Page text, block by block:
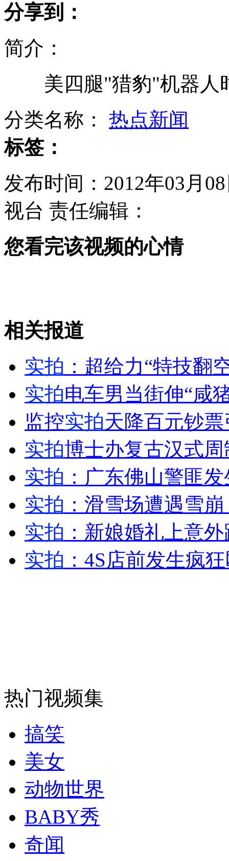
"东北义丐"遭质疑:全国乞讨助人
严禁幼儿园提前教授小学教育内容
盘点娱乐圈的新女劳模
无痛分娩是否安全 医生回应
外交部：反对强权政治霸凌主义
外交部：有关国家言论片面不公正
安徽一实载49人客车翻车
走！跟着总书记去植树
司机酒驾遇交警 急速倒车逃窜
分享到：
简介：
美四腿"猎豹"机器人
分类名称： 热点新闻
标签：
发布时间：2012年03月
视台 责任编辑：
您看完该视频的心情
相关报道
实拍 ：超给力“特技翻
实拍电车男当街伸“咸
监控实拍天降百元钞
实拍博士办复古汉式
实拍 ：广东佛山警匪
实拍 ：滑雪场遭遇雪
实拍 ：新娘婚礼上意
实拍 ：4S店前发生疯
热门视频集
搞笑
美女
动物世界
BABY秀
奇闻